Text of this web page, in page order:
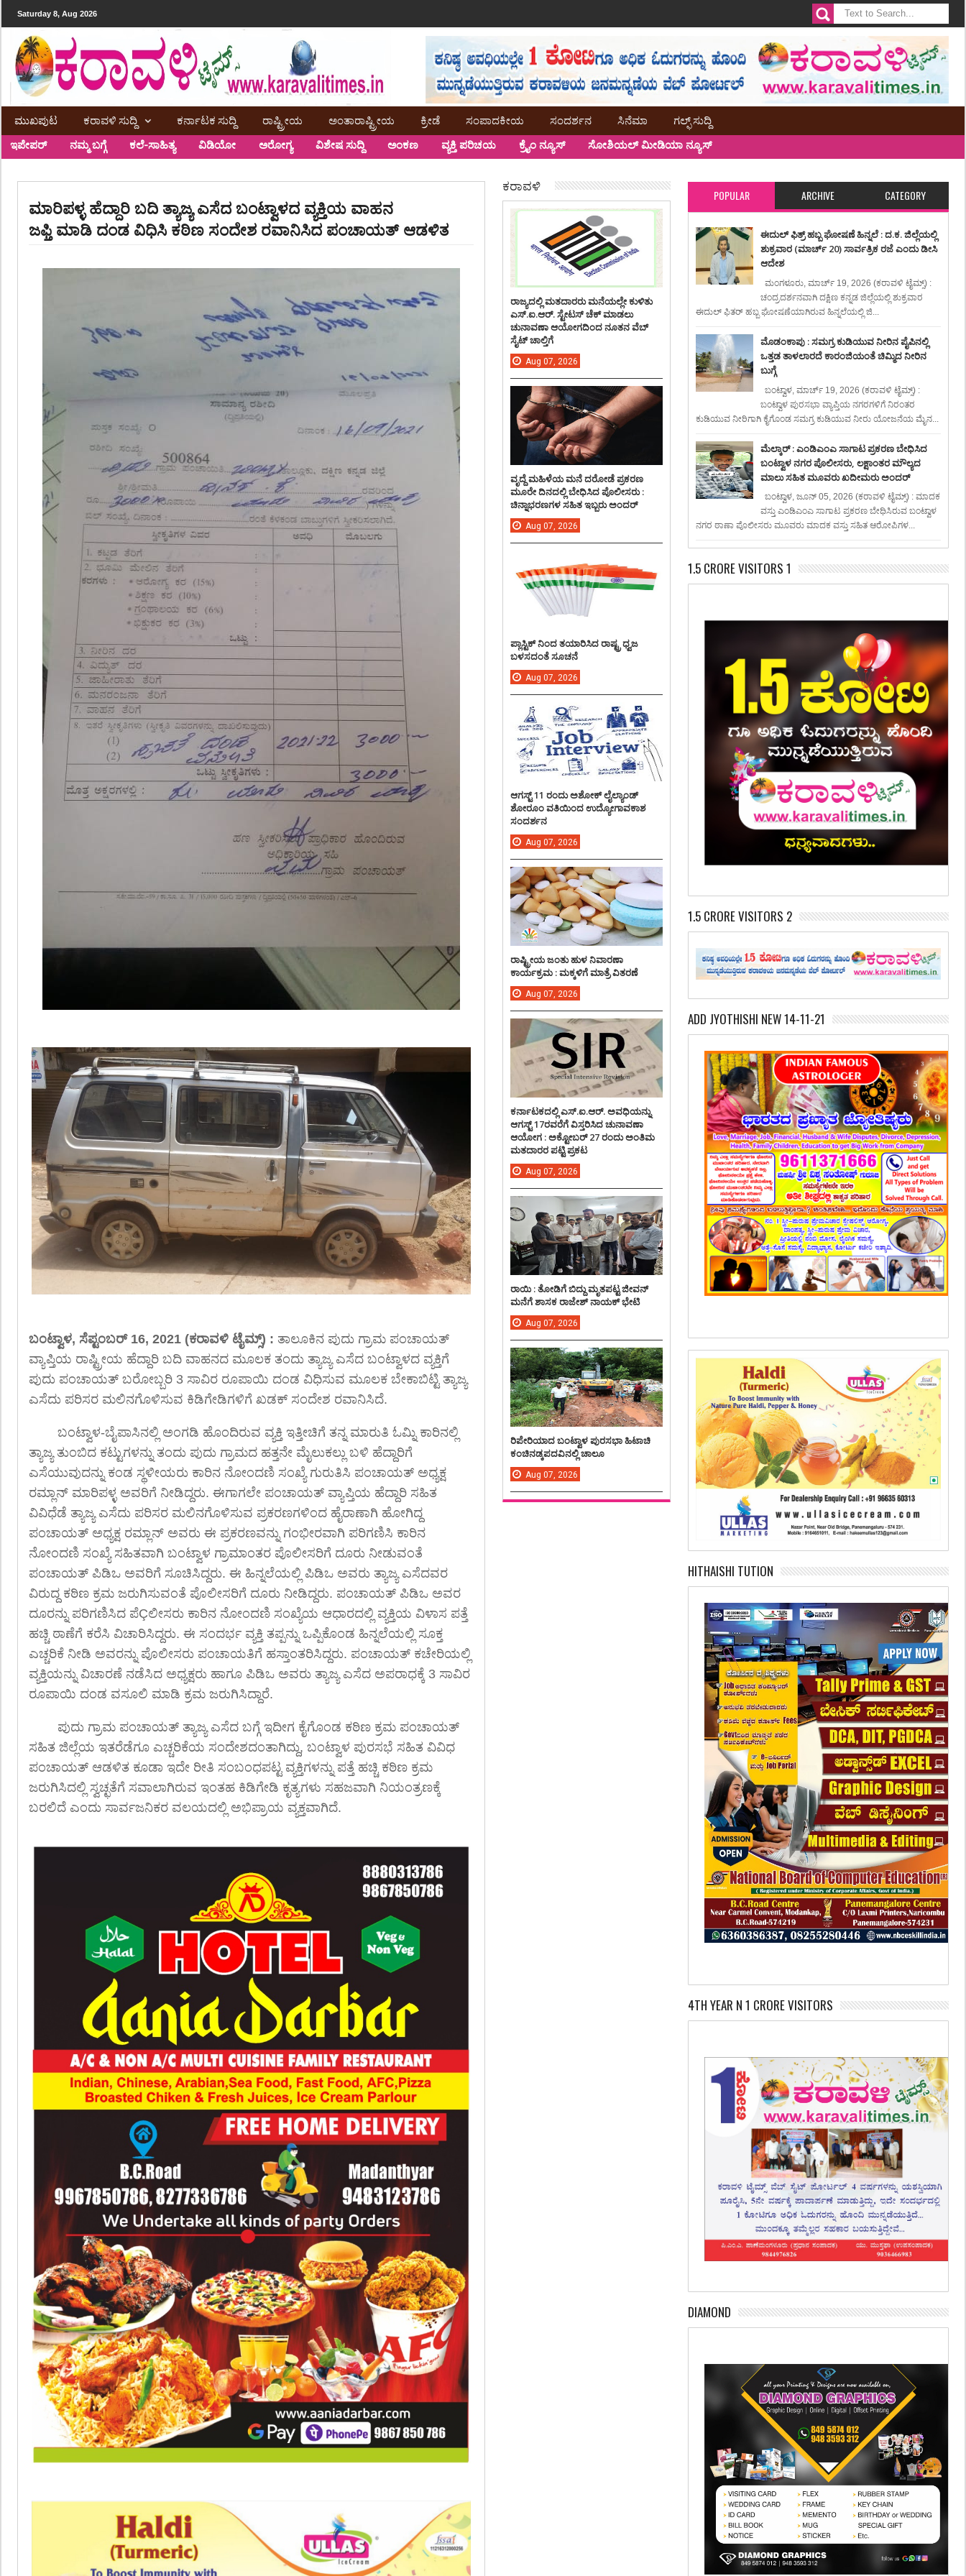
Saturday 8, Aug 2026
ಮುಖಪುಟ ಕರಾವಳಿ ಸುದ್ದಿ ಕರ್ನಾಟಕ ಸುದ್ದಿ ರಾಷ್ಟ್ರೀಯ ಅಂತಾರಾಷ್ಟ್ರೀಯ ಕ್ರೀಡೆ ಸಂಪಾದಕೀಯ ಸಂದರ್ಶನ ಸಿನೆಮಾ ಗಲ್ಫ್ ಸುದ್ದಿ
ಇಪೇಪರ್ ನಮ್ಮ ಬಗ್ಗೆ ಕಲೆ-ಸಾಹಿತ್ಯ ವಿಡಿಯೋ ಅರೋಗ್ಯ ವಿಶೇಷ ಸುದ್ದಿ ಅಂಕಣ ವ್ಯಕ್ತಿ ಪರಿಚಯ ಕ್ರೈಂ ನ್ಯೂಸ್ ಸೋಶಿಯಲ್ ಮೀಡಿಯಾ ನ್ಯೂಸ್
ಮಾರಿಪಳ್ಳ ಹೆದ್ದಾರಿ ಬದಿ ತ್ಯಾಜ್ಯ ಎಸೆದ ಬಂಟ್ವಾಳದ ವ್ಯಕ್ತಿಯ ವಾಹನ
ಜಫ್ತಿ ಮಾಡಿ ದಂಡ ವಿಧಿಸಿ ಕಠಿಣ ಸಂದೇಶ ರವಾನಿಸಿದ ಪಂಚಾಯತ್ ಆಡಳಿತ
ಬಂಟ್ವಾಳ, ಸೆಪ್ಟಂಬರ್ 16, 2021 (ಕರಾವಳಿ ಟೈಮ್ಸ್) : ತಾಲೂಕಿನ ಪುದು ಗ್ರಾಮ ಪಂಚಾಯತ್
ವ್ಯಾಪ್ತಿಯ ರಾಷ್ಟ್ರೀಯ ಹೆದ್ದಾರಿ ಬದಿ ವಾಹನದ ಮೂಲಕ ತಂದು ತ್ಯಾಜ್ಯ ಎಸೆದ ಬಂಟ್ವಾಳದ ವ್ಯಕ್ತಿಗೆ
ಪುದು ಪಂಚಾಯತ್ ಬರೋಬ್ಬರಿ 3 ಸಾವಿರ ರೂಪಾಯಿ ದಂಡ ವಿಧಿಸುವ ಮೂಲಕ ಬೇಕಾಬಿಟ್ಟಿ ತ್ಯಾಜ್ಯ
ಎಸೆದು ಪರಿಸರ ಮಲಿನಗೊಳಿಸುವ ಕಿಡಿಗೇಡಿಗಳಿಗೆ ಖಡಕ್ ಸಂದೇಶ ರವಾನಿಸಿದೆ.
ಬಂಟ್ವಾಳ-ಬೈಪಾಸಿನಲ್ಲಿ ಅಂಗಡಿ ಹೊಂದಿರುವ ವ್ಯಕ್ತಿ ಇತ್ತೀಚಿಗೆ ತನ್ನ ಮಾರುತಿ ಓಮ್ನಿ ಕಾರಿನಲ್ಲಿ
ತ್ಯಾಜ್ಯ ತುಂಬಿದ ಕಟ್ಟುಗಳನ್ನು ತಂದು ಪುದು ಗ್ರಾಮದ ಹತ್ತನೇ ಮೈಲುಕಲ್ಲು ಬಳಿ ಹೆದ್ದಾರಿಗೆ
ಎಸೆಯುವುದನ್ನು ಕಂಡ ಸ್ಥಳೀಯರು ಕಾರಿನ ನೋಂದಣಿ ಸಂಖ್ಯೆ ಗುರುತಿಸಿ ಪಂಚಾಯತ್ ಅಧ್ಯಕ್ಷ
ರಮ್ಲಾನ್ ಮಾರಿಪಳ್ಳ ಅವರಿಗೆ ನೀಡಿದ್ದರು. ಈಗಾಗಲೇ ಪಂಚಾಯತ್ ವ್ಯಾಪ್ತಿಯ ಹೆದ್ದಾರಿ ಸಹಿತ
ವಿವಿಧೆಡೆ ತ್ಯಾಜ್ಯ ಎಸೆದು ಪರಿಸರ ಮಲಿನಗೊಳಿಸುವ ಪ್ರಕರಣಗಳಿಂದ ಹೈರಾಣಾಗಿ ಹೋಗಿದ್ದ
ಪಂಚಾಯತ್ ಅಧ್ಯಕ್ಷ ರಮ್ಲಾನ್ ಅವರು ಈ ಪ್ರಕರಣವನ್ನು ಗಂಭೀರವಾಗಿ ಪರಿಗಣಿಸಿ ಕಾರಿನ
ನೋಂದಣಿ ಸಂಖ್ಯೆ ಸಹಿತವಾಗಿ ಬಂಟ್ವಾಳ ಗ್ರಾಮಾಂತರ ಪೊಲೀಸರಿಗೆ ದೂರು ನೀಡುವಂತೆ
ಪಂಚಾಯತ್ ಪಿಡಿಒ ಅವರಿಗೆ ಸೂಚಿಸಿದ್ದರು. ಈ ಹಿನ್ನಲೆಯಲ್ಲಿ ಪಿಡಿಒ ಅವರು ತ್ಯಾಜ್ಯ ಎಸೆದವರ
ವಿರುದ್ದ ಕಠಿಣ ಕ್ರಮ ಜರುಗಿಸುವಂತೆ ಪೊಲೀಸರಿಗೆ ದೂರು ನೀಡಿದ್ದರು. ಪಂಚಾಯತ್ ಪಿಡಿಒ ಅವರ
ದೂರನ್ನು ಪರಿಗಣಿಸಿದ ಪೆÇಲೀಸರು ಕಾರಿನ ನೋಂದಣಿ ಸಂಖ್ಯೆಯ ಆಧಾರದಲ್ಲಿ ವ್ಯಕ್ತಿಯ ವಿಳಾಸ ಪತ್ತೆ
ಹಚ್ಚಿ ಠಾಣೆಗೆ ಕರೆಸಿ ವಿಚಾರಿಸಿದ್ದರು. ಈ ಸಂದರ್ಭ ವ್ಯಕ್ತಿ ತಪ್ಪನ್ನು ಒಪ್ಪಿಕೊಂಡ ಹಿನ್ನಲೆಯಲ್ಲಿ ಸೂಕ್ತ
ಎಚ್ಚರಿಕೆ ನೀಡಿ ಅವರನ್ನು ಪೊಲೀಸರು ಪಂಚಾಯತಿಗೆ ಹಸ್ತಾಂತರಿಸಿದ್ದರು. ಪಂಚಾಯತ್ ಕಚೇರಿಯಲ್ಲಿ
ವ್ಯಕ್ತಿಯನ್ನು ವಿಚಾರಣೆ ನಡೆಸಿದ ಅಧ್ಯಕ್ಷರು ಹಾಗೂ ಪಿಡಿಒ ಅವರು ತ್ಯಾಜ್ಯ ಎಸೆದ ಅಪರಾಧಕ್ಕೆ 3 ಸಾವಿರ
ರೂಪಾಯಿ ದಂಡ ವಸೂಲಿ ಮಾಡಿ ಕ್ರಮ ಜರುಗಿಸಿದ್ದಾರೆ.
ಪುದು ಗ್ರಾಮ ಪಂಚಾಯತ್ ತ್ಯಾಜ್ಯ ಎಸೆದ ಬಗ್ಗೆ ಇದೀಗ ಕೈಗೊಂಡ ಕಠಿಣ ಕ್ರಮ ಪಂಚಾಯತ್
ಸಹಿತ ಜಿಲ್ಲೆಯ ಇತರೆಡೆಗೂ ಎಚ್ಚರಿಕೆಯ ಸಂದೇಶದಂತಾಗಿದ್ದು, ಬಂಟ್ವಾಳ ಪುರಸಭೆ ಸಹಿತ ವಿವಿಧ
ಪಂಚಾಯತ್ ಆಡಳಿತ ಕೂಡಾ ಇದೇ ರೀತಿ ಸಂಬಂಧಪಟ್ಟ ವ್ಯಕ್ತಿಗಳನ್ನು ಪತ್ತೆ ಹಚ್ಚಿ ಕಠಿಣ ಕ್ರಮ
ಜರುಗಿಸಿದಲ್ಲಿ ಸ್ವಚ್ಛತೆಗೆ ಸವಾಲಾಗಿರುವ ಇಂತಹ ಕಿಡಿಗೇಡಿ ಕೃತ್ಯಗಳು ಸಹಜವಾಗಿ ನಿಯಂತ್ರಣಕ್ಕೆ
ಬರಲಿದೆ ಎಂದು ಸಾರ್ವಜನಿಕರ ವಲಯದಲ್ಲಿ ಅಭಿಪ್ರಾಯ ವ್ಯಕ್ತವಾಗಿದೆ.
POPULAR ARCHIVE CATEGORY
ಈದುಲ್ ಫಿತ್ರ್ ಹಬ್ಬ ಘೋಷಣೆ ಹಿನ್ನಲೆ : ದ.ಕ. ಜಿಲ್ಲೆಯಲ್ಲಿ
ಶುಕ್ರವಾರ (ಮಾರ್ಚ್ 20) ಸಾರ್ವತ್ರಿಕ ರಜೆ ಎಂದು ಡೀಸಿ
ಆದೇಶ
ಮಂಗಳೂರು, ಮಾರ್ಚ್ 19, 2026 (ಕರಾವಳಿ ಟೈಮ್ಸ್) :
ಚಂದ್ರದರ್ಶನವಾಗಿ ದಕ್ಷಿಣ ಕನ್ನಡ ಜಿಲ್ಲೆಯಲ್ಲಿ ಶುಕ್ರವಾರ
ಈದುಲ್ ಫಿತರ್ ಹಬ್ಬ ಘೋಷಣೆಯಾಗಿರುವ ಹಿನ್ನಲೆಯಲ್ಲಿ ಜಿ...
ಮೊಡಂಕಾಪು : ಸಮಗ್ರ ಕುಡಿಯುವ ನೀರಿನ ಪೈಪಿನಲ್ಲಿ
ಒತ್ತಡ ತಾಳಲಾರದೆ ಕಾರಂಜಿಯಂತೆ ಚಿಮ್ಮಿದ ನೀರಿನ
ಬುಗ್ಗೆ
ಬಂಟ್ವಾಳ, ಮಾರ್ಚ್ 19, 2026 (ಕರಾವಳಿ ಟೈಮ್ಸ್) :
ಬಂಟ್ವಾಳ ಪುರಸಭಾ ವ್ಯಾಪ್ತಿಯ ನಗರಗಳಿಗೆ ನಿರಂತರ
ಕುಡಿಯುವ ನೀರಿಗಾಗಿ ಕೈಗೊಂಡ ಸಮಗ್ರ ಕುಡಿಯುವ ನೀರು ಯೋಜನೆಯ ಮೈನ...
ಮೆಲ್ಕಾರ್ : ಎಂಡಿಎಂಎ ಸಾಗಾಟ ಪ್ರಕರಣ ಬೇಧಿಸಿದ
ಬಂಟ್ವಾಳ ನಗರ ಪೊಲೀಸರು, ಲಕ್ಷಾಂತರ ಮೌಲ್ಯದ
ಮಾಲು ಸಹಿತ ಮೂವರು ಖದೀಮರು ಅಂದರ್
ಬಂಟ್ವಾಳ, ಜೂನ್ 05, 2026 (ಕರಾವಳಿ ಟೈಮ್ಸ್) : ಮಾದಕ
ವಸ್ತು ಎಂಡಿಎಂಎ ಸಾಗಾಟ ಪ್ರಕರಣ ಬೇಧಿಸಿರುವ ಬಂಟ್ವಾಳ
ನಗರ ಠಾಣಾ ಪೊಲೀಸರು ಮೂವರು ಮಾದಕ ವಸ್ತು ಸಹಿತ ಆರೋಪಿಗಳ...
1.5 CRORE VISITORS 1
1.5 CRORE VISITORS 2
ADD JYOTHISHI NEW 14-11-21
HITHAISHI TUTION
4TH YEAR N 1 CRORE VISITORS
DIAMOND
ಕರಾವಳಿ
ರಾಜ್ಯದಲ್ಲಿ ಮತದಾರರು ಮನೆಯಲ್ಲೇ ಕುಳಿತು
ಎಸ್.ಐ.ಆರ್. ಸ್ಟೇಟಸ್ ಚೆಕ್ ಮಾಡಲು
ಚುನಾವಣಾ ಆಯೋಗದಿಂದ ನೂತನ ವೆಬ್
ಸೈಟ್ ಚಾಲ್ತಿಗೆ
Aug 07, 2026
ವೃದ್ದೆ ಮಹಿಳೆಯ ಮನೆ ದರೋಡೆ ಪ್ರಕರಣ
ಮೂರೇ ದಿನದಲ್ಲಿ ಬೇಧಿಸಿದ ಪೊಲೀಸರು :
ಚಿನ್ನಾಭರಣಗಳ ಸಹಿತ ಇಬ್ಬರು ಅಂದರ್
Aug 07, 2026
ಪ್ಲಾಸ್ಟಿಕ್ ನಿಂದ ತಯಾರಿಸಿದ ರಾಷ್ಟ್ರ ಧ್ವಜ
ಬಳಸದಂತೆ ಸೂಚನೆ
Aug 07, 2026
ಆಗಸ್ಟ್ 11 ರಂದು ಅಶೋಕ್ ಲೈಲ್ಯಾಂಡ್
ಶೋರೂಂ ವತಿಯಿಂದ ಉದ್ಯೋಗಾವಕಾಶ
ಸಂದರ್ಶನ
Aug 07, 2026
ರಾಷ್ಟ್ರೀಯ ಜಂತು ಹುಳ ನಿವಾರಣಾ
ಕಾರ್ಯಕ್ರಮ : ಮಕ್ಕಳಿಗೆ ಮಾತ್ರೆ ವಿತರಣೆ
Aug 07, 2026
ಕರ್ನಾಟಕದಲ್ಲಿ ಎಸ್.ಐ.ಆರ್. ಅವಧಿಯನ್ನು
ಆಗಸ್ಟ್ 17ರವರೆಗೆ ವಿಸ್ತರಿಸಿದ ಚುನಾವಣಾ
ಆಯೋಗ : ಅಕ್ಟೋಬರ್ 27 ರಂದು ಅಂತಿಮ
ಮತದಾರರ ಪಟ್ಟಿ ಪ್ರಕಟ
Aug 07, 2026
ರಾಯಿ : ತೋಡಿಗೆ ಬಿದ್ದು ಮೃತಪಟ್ಟ ಜೀವನ್
ಮನೆಗೆ ಶಾಸಕ ರಾಜೇಶ್ ನಾಯಕ್ ಭೇಟಿ
Aug 07, 2026
ರಿಪೇರಿಯಾದ ಬಂಟ್ವಾಳ ಪುರಸಭಾ ಹಿಟಾಚಿ
ಕಂಚಿನಡ್ಕಪದವಿನಲ್ಲಿ ಚಾಲೂ
Aug 07, 2026